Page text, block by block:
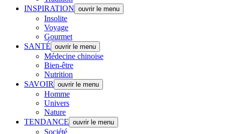
INSPIRATION ouvrir le menu
Insolite
Voyage
Gourmet
SANTÉ ouvrir le menu
Médecine chinoise
Bien-être
Nutrition
SAVOIR
ouvrir le menu
Homme
Univers
Nature
TENDANCE ouvrir le menu
Société